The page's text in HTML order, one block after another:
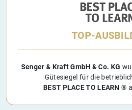
TOP-
Senger & Kraft GmbH & Co. KG
Gütesiegel für die
BEST PLACE TO LEARN ®